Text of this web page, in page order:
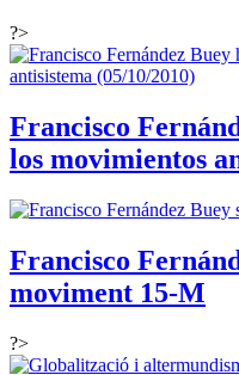
?>
Francisco
los movimientos
Francisco
moviment 15-M
?>